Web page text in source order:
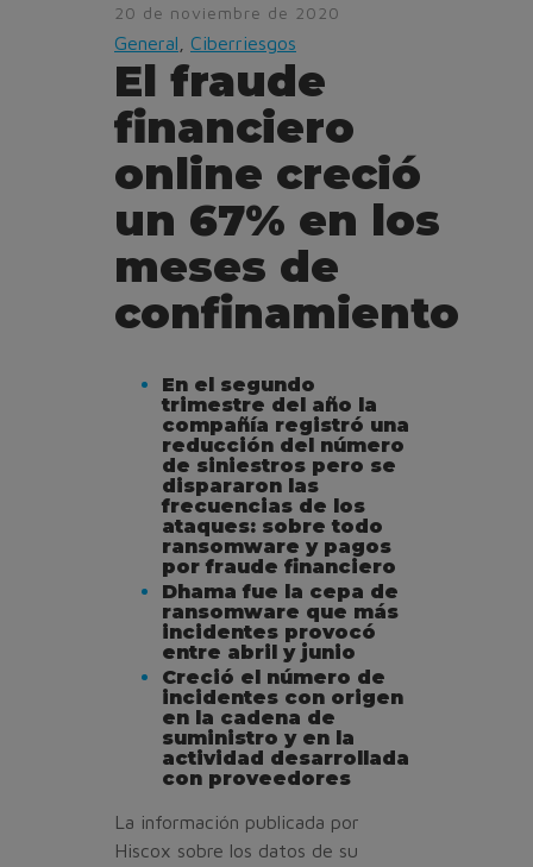
20 de noviembre de 2020
General Ciberriesgos
El fraude
financiero
online creció
un 67% en los
meses de
confinamiento
En el segundo
trimestre del año la
compañía registró una
reducción del número
de siniestros pero se
dispararon las
frecuencias de los
ataques: sobre todo
ransomware y pagos
por fraude financiero
Dhama fue la cepa de
ransomware que más
incidentes provocó
entre abril y junio
Creció el número de
incidentes con origen
en la cadena de
suministro y en la
actividad desarrollada
con proveedores
La información publicada por
Hiscox sobre los datos de su